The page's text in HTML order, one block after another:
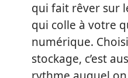
qui fait rêver sur
qui colle à votre
numérique.
stockage, c’est